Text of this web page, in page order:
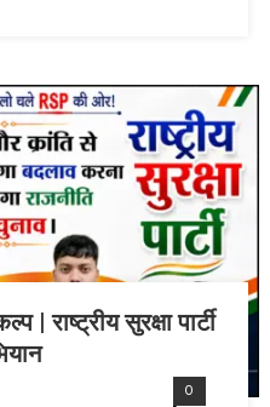
| राष्ट्रीय सुरक्षा पार्टी
0